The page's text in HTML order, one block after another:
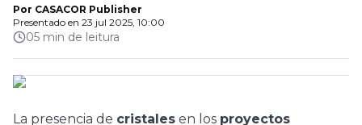
Por CASACOR Publisher
Presentado en 23 jul 2025, 10:00
05 min de leitura
La presencia de cristales en los proyectos